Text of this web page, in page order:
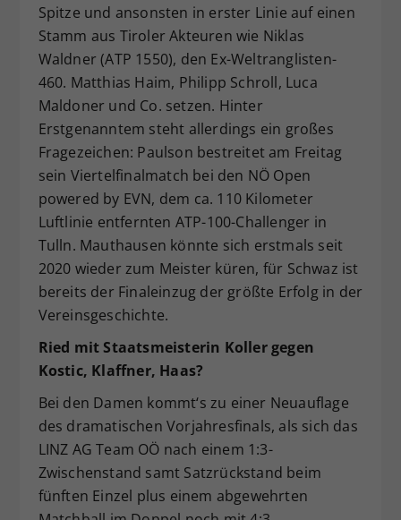
Spitze und ansonsten in erster Linie auf einen
Stamm aus Tiroler Akteuren wie Niklas
Waldner (ATP 1550), den Ex-Weltranglisten-
460. Matthias Haim, Philipp Schroll, Luca
Maldoner und Co. setzen. Hinter
Erstgenanntem steht allerdings ein großes
Fragezeichen: Paulson bestreitet am Freitag
sein Viertelfinalmatch bei den NÖ Open
powered by EVN, dem ca. 110 Kilometer
Luftlinie entfernten ATP-100-Challenger in
Tulln. Mauthausen könnte sich erstmals seit
2020 wieder zum Meister küren, für Schwaz ist
bereits der Finaleinzug der größte Erfolg in der
Vereinsgeschichte.
Ried mit Staatsmeisterin Koller gegen
Kostic, Klaffner, Haas?
Bei den Damen kommt‘s zu einer Neuauflage
des dramatischen Vorjahresfinals, als sich das
LINZ AG Team OÖ nach einem 1:3-
Zwischenstand samt Satzrückstand beim
fünften Einzel plus einem abgewehrten